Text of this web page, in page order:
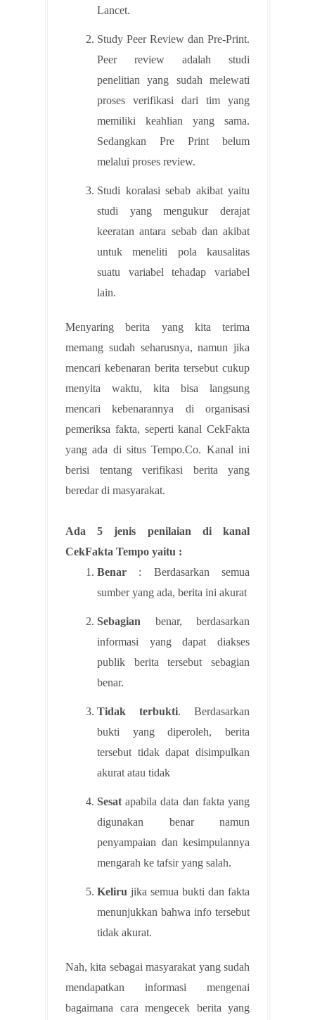
Lancet.
Study Peer Review dan Pre-Print.
Peer review adalah studi
penelitian yang sudah melewati
proses verifikasi dari tim yang
memiliki keahlian yang sama.
Sedangkan Pre Print belum
melalui proses review.
Studi koralasi sebab akibat yaitu
studi yang mengukur derajat
keeratan antara sebab dan akibat
untuk meneliti pola kausalitas
suatu variabel tehadap variabel
lain.
Menyaring berita yang kita terima
memang sudah seharusnya, namun jika
mencari kebenaran berita tersebut cukup
menyita waktu, kita bisa langsung
mencari kebenarannya di organisasi
pemeriksa fakta, seperti kanal CekFakta
yang ada di situs Tempo.Co. Kanal ini
berisi tentang verifikasi berita yang
beredar di masyarakat.
Ada 5 jenis penilaian di kanal
CekFakta Tempo yaitu :
Benar : Berdasarkan semua
sumber yang ada, berita ini akurat
Sebagian benar, berdasarkan
informasi yang dapat diakses
publik berita tersebut sebagian
benar.
Tidak terbukti. Berdasarkan
bukti yang diperoleh, berita
tersebut tidak dapat disimpulkan
akurat atau tidak
Sesat apabila data dan fakta yang
digunakan benar namun
penyampaian dan kesimpulannya
mengarah ke tafsir yang salah.
Keliru jika semua bukti dan fakta
menunjukkan bahwa info tersebut
tidak akurat.
Nah, kita sebagai masyarakat yang sudah
mendapatkan informasi mengenai
bagaimana cara mengecek berita yang